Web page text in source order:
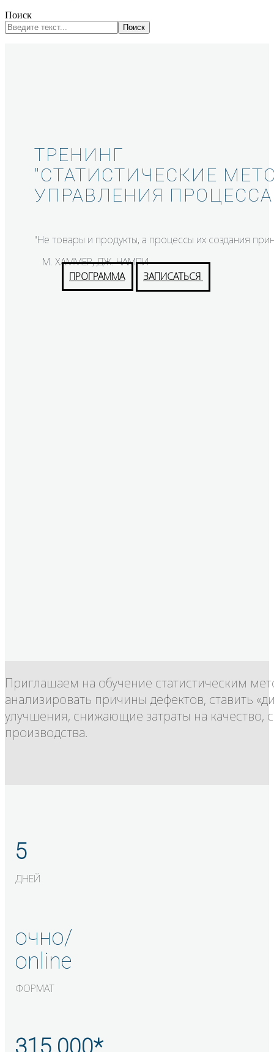
Поиск
Поиск
ТРЕНИНГ
"​СТАТИСТИЧЕСКИЕ
УПРАВЛЕНИЯ
"Не товары и продукты, а процессы их создания
М. ХАММЕР, ДЖ. ЧАМПИ
ПРОГРАММА
ЗАПИСАТЬСЯ
Приглашаем на обучение статистическим
анализировать причины дефектов, ставить
улучшения, снижающие затраты на
производства.
5
ДНЕЙ
очно/
online
ФОРМАТ